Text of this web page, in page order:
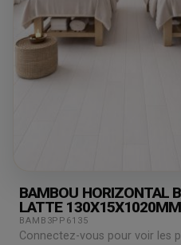
BAMBOU HORIZONTAL
LATTE 130X15X1020MM
BAMB3PP6135
Connectez-vous pour voir les